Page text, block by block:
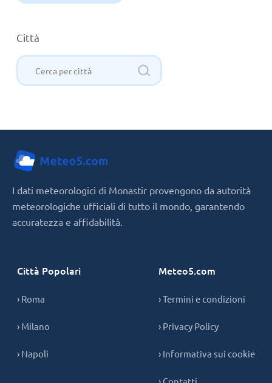
Città
I dati meteorologici di Monastir provengono da autorità
meteorologiche ufficiali di tutto il mondo, garantendo
accuratezza e affidabilità.
Città Popolari
› Roma
› Milano
› Napoli
Meteo5.com
› Termini e condizioni
› Privacy Policy
› Informativa sui cookie